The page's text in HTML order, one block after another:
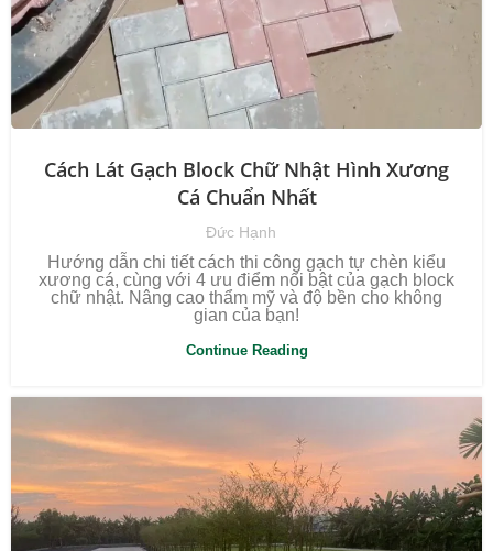
Cách Lát Gạch Block Chữ Nhật Hình Xương
Cá Chuẩn Nhất
Đức Hạnh
Hướng dẫn chi tiết cách thi công gạch tự chèn kiểu
xương cá, cùng với 4 ưu điểm nổi bật của gạch block
chữ nhật. Nâng cao thẩm mỹ và độ bền cho không
gian của bạn!
Continue Reading